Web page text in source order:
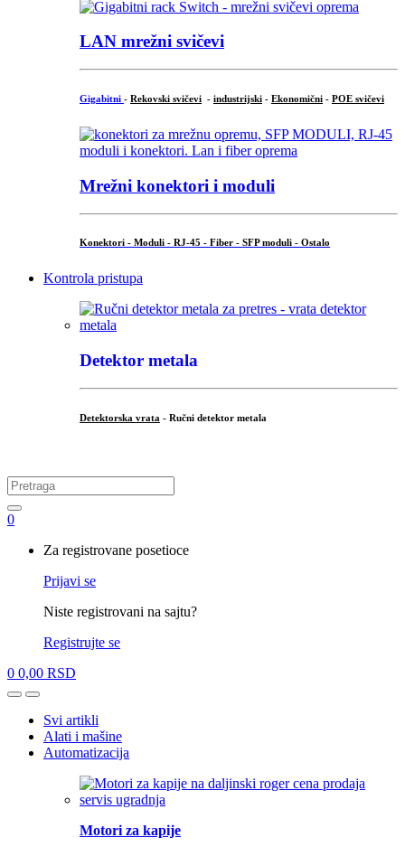
LAN mrežni svičevi
Gigabitni - Rekovski svičevi - industrijski - Ekonomični - POE svičevi
Mrežni konektori i moduli
Konektori - Moduli - RJ-45 - Fiber - SFP moduli - Ostalo
Kontrola pristupa
Detektor metala
Detektorska vrata - Ručni detektor metala
Search
for:
0
Za registrovane posetioce
Prijavi se
Niste registrovani na sajtu?
Registrujte se
0 0,00 RSD
OpenClose
Svi artikli
Alati i mašine
Automatizacija
Motori za kapije